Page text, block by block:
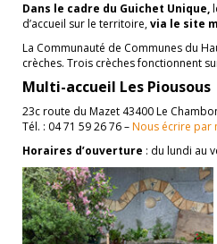
Dans le cadre du Guichet Unique,
d’accueil sur le territoire,via le site
La Communauté de Communes du
crèches. Trois crèches fonctionnent
Multi-accueil Les Piousous
23c route du Mazet 43400 Le
Tél. : 04 71 59 26 76 –Nous écrire par
Horaires d’ouverture : du lundi au